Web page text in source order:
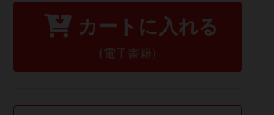
カートに入れる
(電子書籍)